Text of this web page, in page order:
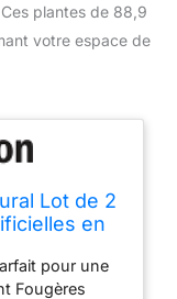
plantes de 88,9
votre espace de
Lot de 2
en
pour une
Fougères